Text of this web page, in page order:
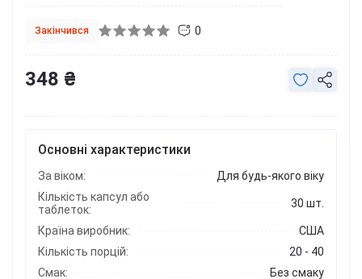
Закінчився 0
Основні характеристики
За віком:
Для будь-якого віку
Кількість капсул або
таблеток:
30 шт.
Країна виробник:
США
Кількість порцій:
20 - 40
Смак:
Без смаку
348 ₴